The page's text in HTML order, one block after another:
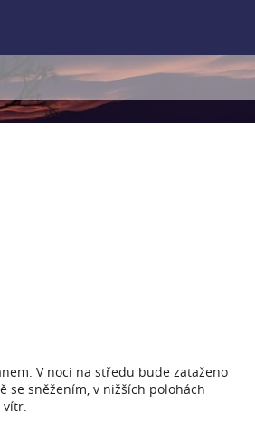
V noci na středu bude zataženo
se sněžením, v nižších polohách
vítr.